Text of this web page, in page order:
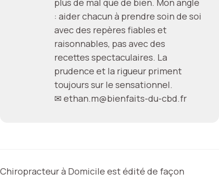
plus de mal que de bien. Mon angle
: aider chacun à prendre soin de soi
avec des repères fiables et
raisonnables, pas avec des
recettes spectaculaires. La
prudence et la rigueur priment
toujours sur le sensationnel.
✉ ethan.m@bienfaits-du-cbd.fr
Chiropracteur à Domicile est édité de façon